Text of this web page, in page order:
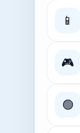
📱
🎮
🟢